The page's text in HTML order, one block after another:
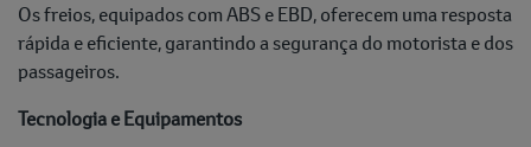
Os freios, equipados com ABS e EBD, oferecem uma resposta
rápida e eficiente, garantindo a segurança do motorista e dos
passageiros.
Tecnologia e Equipamentos